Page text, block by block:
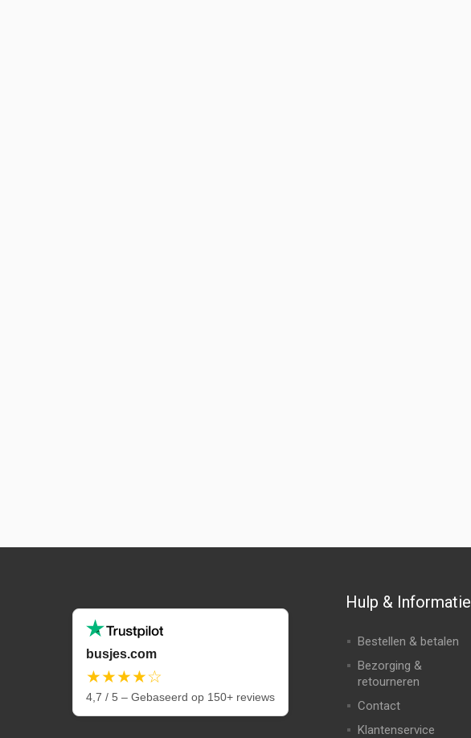
busjes.com
★★★★☆
4,7 / 5 – Gebaseerd op 150+ reviews
Hulp & Informatie
Bestellen & betalen
Bezorging &
retourneren
Contact
Klantenservice